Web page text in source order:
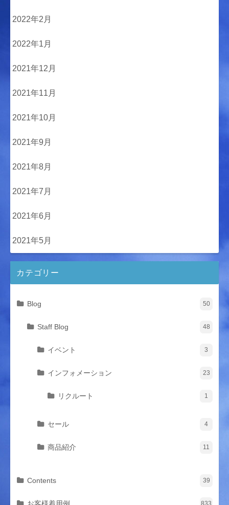
2022年2月
2022年1月
2021年12月
2021年11月
2021年10月
2021年9月
2021年8月
2021年7月
2021年6月
2021年5月
カテゴリー
Blog 50
Staff Blog 48
イベント 3
インフォメーション 23
リクルート 1
セール 4
商品紹介 11
Contents 39
833